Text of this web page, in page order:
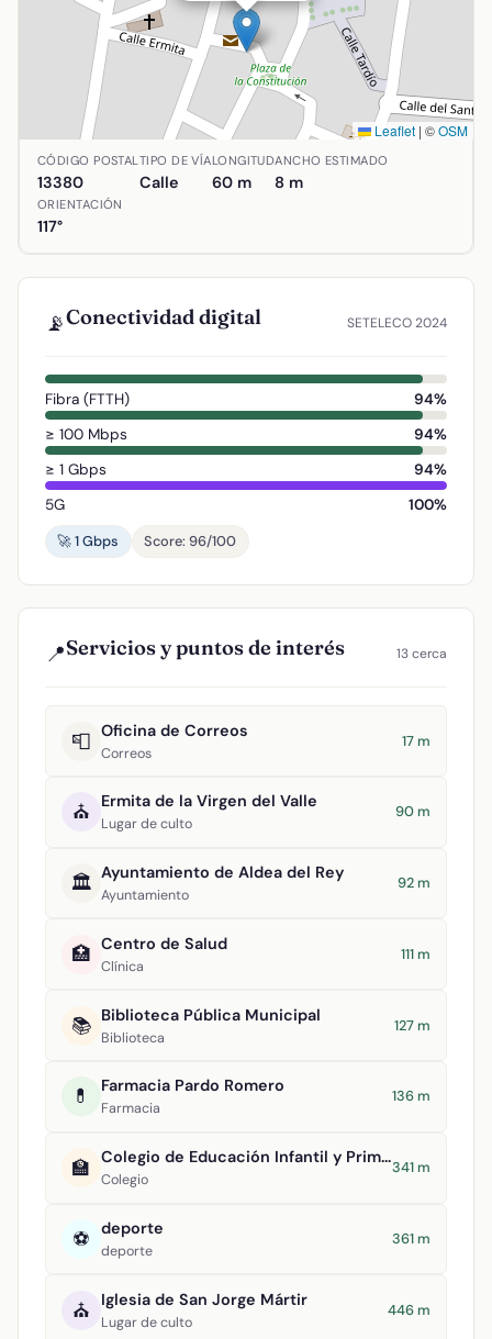
Leaflet | ©OSM
Ubicación de Calle Tahona en Aldea del Rey, Ciudad
CÓDIGO POSTAL
13380
TIPO DE VÍA
Calle
LONGITUD
60 m
ANCHO ESTIMADO
8 m
ORIENTACIÓN
117°
📡Conectividad digital SETELECO 2024
Fibra (FTTH)
94%
≥ 100 Mbps
94%
≥ 1 Gbps
94%
5G
100%
🚀 1 Gbps
Score: 96/100
📍Servicios y puntos de interés 13 cerca
📮 Oficina de Correos
Correos
17 m
⛪ Ermita de la Virgen del Valle
Lugar de culto
90 m
🏛️ Ayuntamiento de Aldea del Rey
Ayuntamiento
92 m
🏥 Centro de Salud
Clínica
111 m
📚 Biblioteca Pública Municipal
Biblioteca
127 m
💊 Farmacia Pardo Romero
Farmacia
136 m
🏫 Colegio de Educación Infantil y Primaria Maestro Navas
Colegio
341 m
⚽ deporte
deporte
361 m
⛪ Iglesia de San Jorge Mártir
Lugar de culto
446 m